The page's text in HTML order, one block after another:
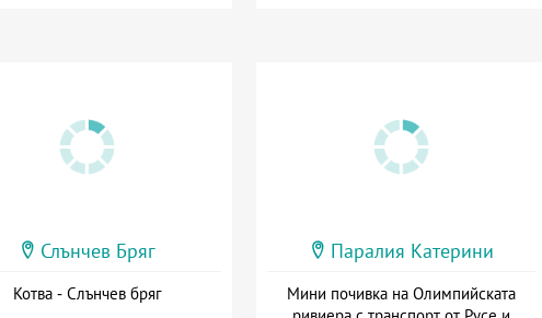
Слънчев Бряг
Котва - Слънчев бряг
Паралия Катерини
Мини почивка на Олимпийската